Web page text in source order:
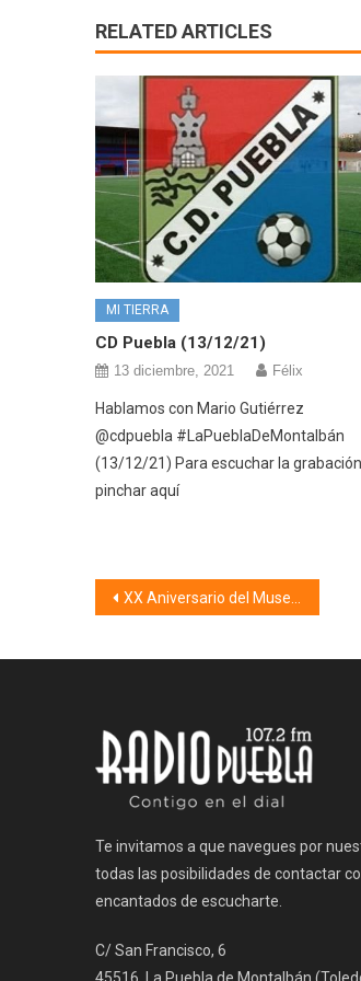
RELATED ARTICLES
MI TIERRA
CD Puebla (13/12/21)
13 diciembre, 2021 Félix
Hablamos con Mario Gutiérrez
@cdpuebla #LaPueblaDeMontalbán
(13/12/21) Para escuchar la grabación
pinchar aquí
Navegación
XX Aniversario del Museo de la Celestina (10/02/23)
Te invitamos a que navegues por
todas las posibilidades de contactar
encantados de escucharte.
C/ San Francisco, 6
45516, La Puebla de Montalbán